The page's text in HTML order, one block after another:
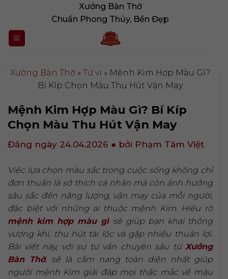
nội
dung
Xưởng Bàn Thờ
Chuẩn Phong Thủy, Bền Đẹp
Xưởng Bàn Thờ » Tử vi » Mệnh Kim Hợp Màu Gì?
Bí Kíp Chọn Màu Thu Hút Vận May
Mệnh Kim Hợp Màu Gì? Bí Kíp
Chọn Màu Thu Hút Vận May
Đăng ngày 24.04.2026 ● bởi Phạm Tâm Việt
Việc lựa chọn màu sắc trong cuộc sống không chỉ
đơn thuần là sở thích cá nhân mà còn ảnh hưởng
sâu sắc đến năng lượng, vận may của mỗi người,
đặc biệt với những ai thuộc mệnh Kim. Hiểu rõ
mệnh kim hợp màu gìsẽ giúp bạn khai thông
vượng khí, thu hút tài lộc và gặp nhiều thuận lợi.
Bài viết này, với sự tư vấn chuyên sâu từ Xưởng
Bàn Thờ, sẽ là cẩm nang toàn diện nhất giúp
người mệnh Kim giải đáp mọi thắc mắc về màu